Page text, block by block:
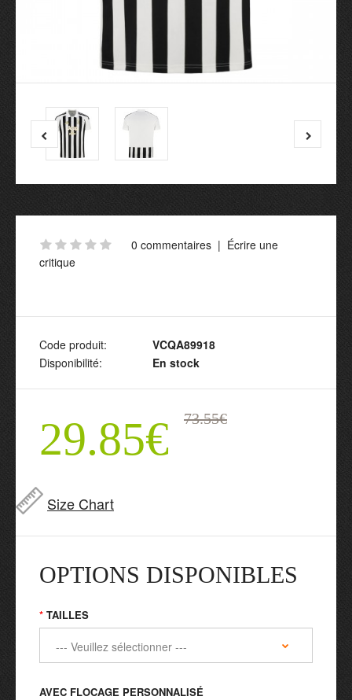
0 commentaires | Écrire une
critique
Code produit:
VCQA89918
Disponibilité:
En stock
29.85€ 73.55€
Size Chart
OPTIONS DISPONIBLES
TAILLES
AVEC FLOCAGE PERSONNALISÉ